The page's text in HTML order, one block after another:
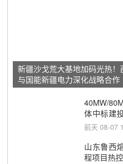
新疆沙戈荒大基地加码光热
与国能新疆电力深化战略合作
40MW/
体中标建
调频改造
前天 08-07
山东鲁西
程项目热